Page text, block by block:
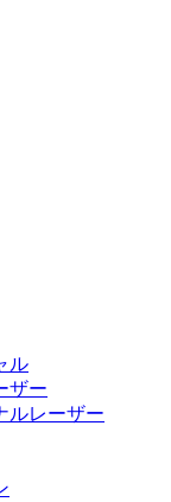
ル
ザー
ルレーザー